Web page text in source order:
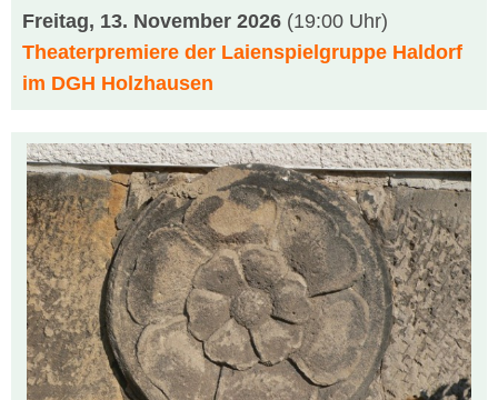
Freitag, 13. November 2026 (19:00 Uhr)
Theaterpremiere der Laienspielgruppe Haldorf
im DGH Holzhausen